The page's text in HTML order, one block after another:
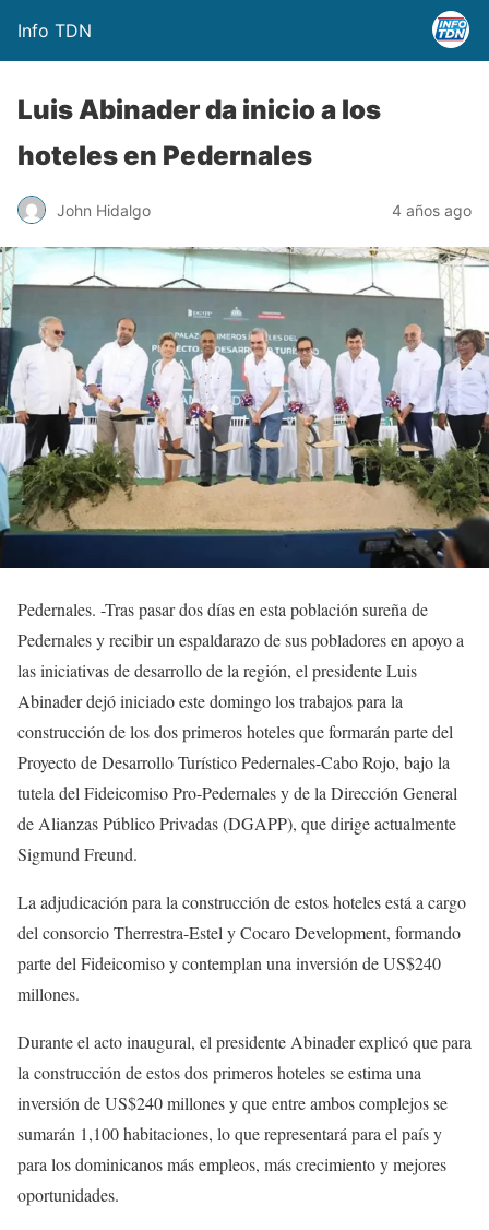
Info TDN
Luis Abinader da inicio a los
hoteles en Pedernales
John Hidalgo 4 años ago
Pedernales. -Tras pasar dos días en esta población sureña de
Pedernales y recibir un espaldarazo de sus pobladores en apoyo a
las iniciativas de desarrollo de la región, el presidente Luis
Abinader dejó iniciado este domingo los trabajos para la
construcción de los dos primeros hoteles que formarán parte del
Proyecto de Desarrollo Turístico Pedernales-Cabo Rojo, bajo la
tutela del Fideicomiso Pro-Pedernales y de la Dirección General
de Alianzas Público Privadas (DGAPP), que dirige actualmente
Sigmund Freund.
La adjudicación para la construcción de estos hoteles está a cargo
del consorcio Therrestra-Estel y Cocaro Development, formando
parte del Fideicomiso y contemplan una inversión de US$240
millones.
Durante el acto inaugural, el presidente Abinader explicó que para
la construcción de estos dos primeros hoteles se estima una
inversión de US$240 millones y que entre ambos complejos se
sumarán 1,100 habitaciones, lo que representará para el país y
para los dominicanos más empleos, más crecimiento y mejores
oportunidades.